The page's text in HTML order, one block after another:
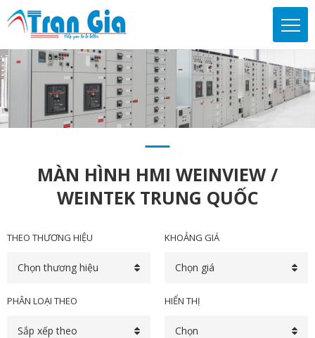
MÀN HÌNH HMI WEINVIEW /
WEINTEK TRUNG QUỐC
THEO THƯƠNG HIỆU
Chọn thương hiệu
KHOẢNG GIÁ
Chọn giá
PHÂN LOẠI THEO
Sắp xếp theo
HIỂN THỊ
Chọn